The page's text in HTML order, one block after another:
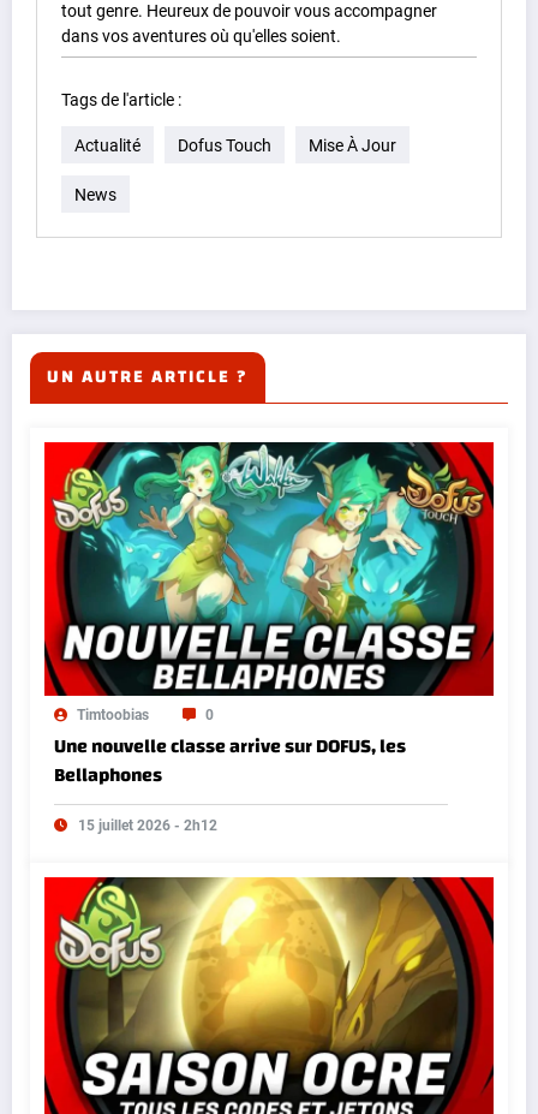
tout genre. Heureux de pouvoir vous accompagner
dans vos aventures où qu'elles soient.
Tags de l'article :
Actualité Dofus Touch Mise À Jour
News
UN AUTRE ARTICLE ?
Timtoobias 0
Une nouvelle classe arrive sur DOFUS, les
Bellaphones
15 juillet 2026 - 2h12